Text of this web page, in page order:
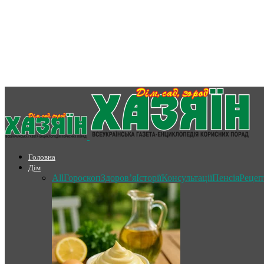
Головна
Дім
AllГороскопЗдоров’яІсторіїКонсультаціїПенсія